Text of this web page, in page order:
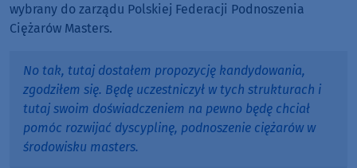
wybrany do zarządu Polskiej Federacji Podnoszenia
Ciężarów Masters.
No tak, tutaj dostałem propozycję kandydowania,
zgodziłem się. Będę uczestniczył w tych strukturach i
tutaj swoim doświadczeniem na pewno będę chciał
pomóc rozwijać dyscyplinę, podnoszenie ciężarów w
środowisku masters.